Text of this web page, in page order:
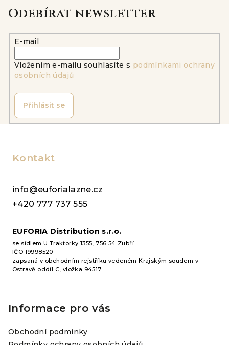
Odebírat newsletter
E-mail
Vložením e-mailu souhlasíte s podmínkami ochrany
osobních údajů
Přihlásit se
Kontakt
info@euforialazne.cz
+420 777 737 555
EUFORIA Distribution s.r.o.
se sídlem U Traktorky 1355, 756 54 Zubří
IČO 19998520
zapsaná v obchodním rejstříku vedeném Krajským soudem v
Ostravě oddíl C, vložka 94517
Informace pro vás
Obchodní podmínky